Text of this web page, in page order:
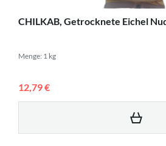
CHILKAB, Getrocknete Eichel
Menge: 1 kg
12,79 €